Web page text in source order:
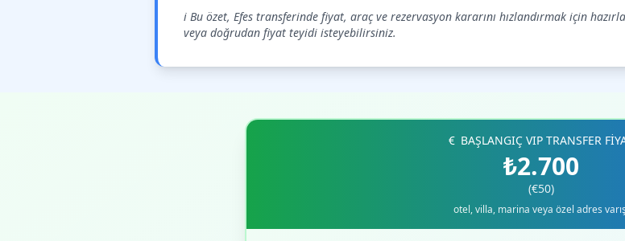
ℹ️ Bu özet, Efes transferinde fiyat, araç ve rezervasyon kararını hızlandırmak için
veya doğrudan fiyat teyidi isteyebilirsiniz.
BAŞLANGIÇ VIP TRANSFER
₺2.700
(€50)
otel, villa, marina veya özel adres